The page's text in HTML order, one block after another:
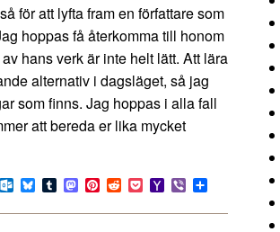
för att lyfta fram en författare som
hoppas få återkomma till honom
hans verk är inte helt lätt. Att lära
alternativ i dagsläget, så jag
som finns. Jag hoppas i alla fall
att bereda er lika mycket
ThreadsOutlook.com
Bluesky
TumblrMastodon
Pinterest
RedditPocketYahoo
Mail
Viber